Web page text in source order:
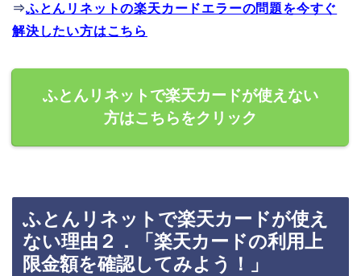
⇒ふとんリネットの楽天カードエラーの問題を今すぐ
解決したい方はこちら
ふとんリネットで楽天カードが使えない
方はこちらをクリック
ふとんリネットで楽天カードが使え
ない理由２．「楽天カードの利用上
限金額を確認してみよう！」